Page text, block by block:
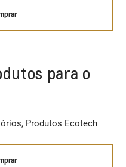
para o
Produtos Ecotech